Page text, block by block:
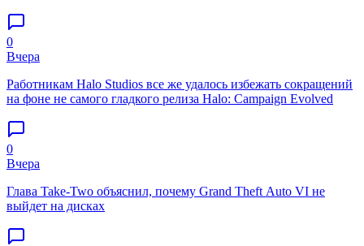
0
Вчера
Работникам Halo Studios все же удалось избежать сокращений
на фоне не самого гладкого релиза Halo: Campaign Evolved
0
Вчера
Глава Take-Two объяснил, почему Grand Theft Auto VI не
выйдет на дисках